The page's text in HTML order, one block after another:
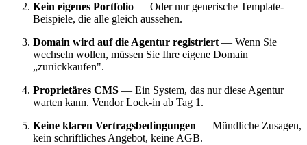
Kein eigenes Portfolio — Oder nur generische Template-
Beispiele, die alle gleich aussehen.
Domain wird auf die Agentur registriert — Wenn Sie
wechseln wollen, müssen Sie Ihre eigene Domain
„zurückkaufen".
Proprietäres CMS — Ein System, das nur diese Agentur
warten kann. Vendor Lock-in ab Tag 1.
Keine klaren Vertragsbedingungen — Mündliche Zusagen,
kein schriftliches Angebot, keine AGB.